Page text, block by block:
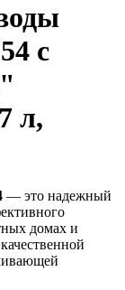
с
л,
— это надежный
домах и